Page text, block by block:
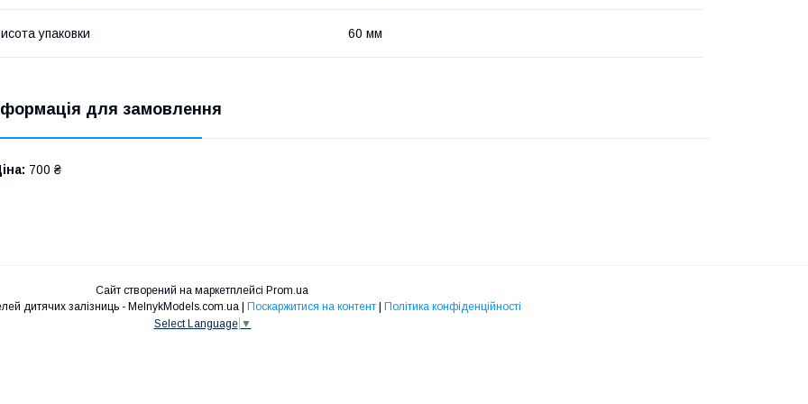
упаковки 60 мм
для замовлення
700 ₴
Сайт створений на маркетплейсі Prom.ua
Інтернет магазин моделей дитячих залізниць - MelnykModels.com.ua | Поскаржитися на контент | Політика конфіденційності
Select Language ▼